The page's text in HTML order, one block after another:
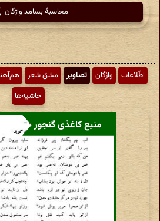
محاسبهٔ بسامد واژگان
اطّلاعات واژگان تصاویر مشق شعر
حاشیه‌ها
منبع کاغذی گنجور